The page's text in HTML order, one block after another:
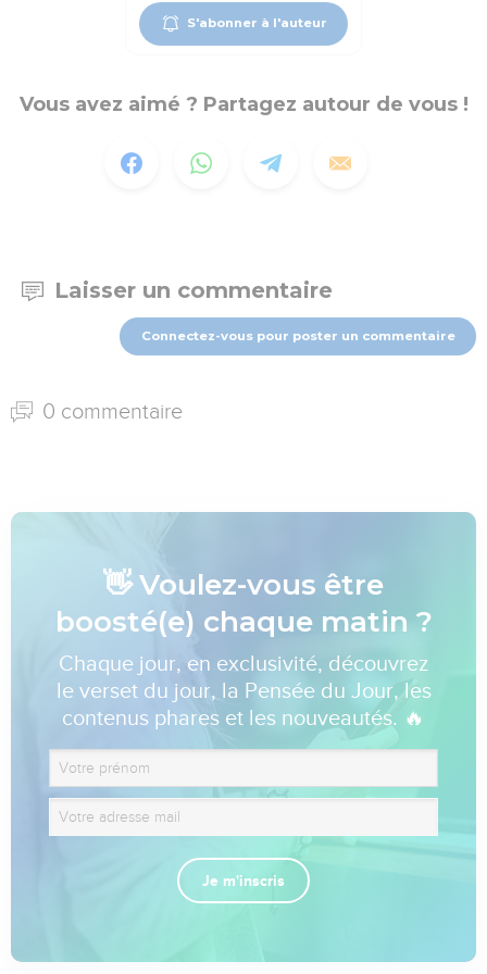
S'abonner à l'auteur
Vous avez aimé ? Partagez autour de vous !
Laisser un commentaire
Connectez-vous pour poster un commentaire
0 commentaire
👋 Voulez-vous être
boosté(e) chaque matin ?
Chaque jour, en exclusivité, découvrez
le verset du jour, la Pensée du Jour, les
contenus phares et les nouveautés. 🔥
Je m'inscris